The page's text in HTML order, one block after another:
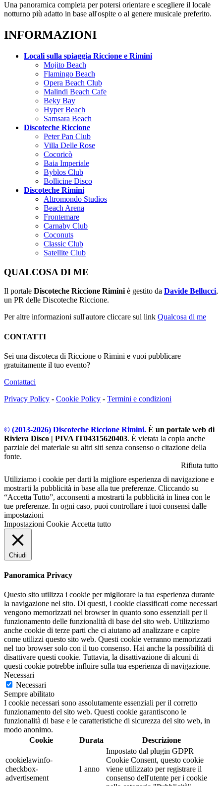
Una panoramica completa per potersi orientare e scegliere il locale
notturno più adatto in base all'ospite o al genere musicale preferito.
INFORMAZIONI
Locali sulla spiaggia Riccione e Rimini
Mojito Beach
Flamingo Beach
Opera Beach Club
Malindi Beach Cafe
Beky Bay
Hyper Beach
Samsara Beach
Discoteche Riccione
Peter Pan Club
Villa Delle Rose
Cocoricò
Baia Imperiale
Byblos Club
Bollicine Disco
Discoteche Rimini
Altromondo Studios
Beach Arena
Frontemare
Carnaby Club
Coconuts
Classic Club
Satellite Club
QUALCOSA DI ME
Il portale Discoteche Riccione Rimini è gestito da Davide Bellucci,
un PR delle Discoteche Riccione.
Per altre informazioni sull'autore cliccare sul link Qualcosa di me
CONTATTI
Sei una discoteca di Riccione o Rimini e vuoi pubblicare
gratuitamente il tuo evento?
Contattaci
Privacy Policy - Cookie Policy - Termini e condizioni
© (2013-2026) Discoteche Riccione Rimini. È un portale web di
Riviera Disco | PIVA IT04315620403. È vietata la copia anche
parziale del materiale su altri siti senza consenso o citazione della
fonte.
Rifiuta tutto
Utiliziamo i cookie per darti la migliore esperienza di navigazione e
mostrarti la pubblicità in base alla tue preferenze. Cliccando su
“Accetta Tutto”, acconsenti a mostrarti la pubblicità in linea con le
tue preferenze. In ogni caso, puoi controllare i tuoi consensi dalle
impostazioni
Impostazioni Cookie Accetta tutto
Chiudi
Panoramica Privacy
Questo sito utilizza i cookie per migliorare la tua esperienza durante
la navigazione nel sito. Di questi, i cookie classificati come necessari
vengono memorizzati nel browser in quanto sono essenziali per il
funzionamento delle funzionalità di base del sito web. Utilizziamo
anche cookie di terze parti che ci aiutano ad analizzare e capire
come utilizzi questo sito web. Questi cookie verranno memorizzati
nel tuo browser solo con il tuo consenso. Hai anche la possibilità di
disattivare questi cookie. Tuttavia, la disattivazione di alcuni di
questi cookie potrebbe influire sulla tua esperienza di navigazione.
Necessari
Necessari
Sempre abilitato
I cookie necessari sono assolutamente essenziali per il corretto
funzionamento del sito web. Questi cookie garantiscono le
funzionalità di base e le caratteristiche di sicurezza del sito web, in
modo anonimo.
Cookie
Durata Descrizione
cookielawinfo-
checkbox-
advertisement
1 anno
Impostato dal plugin GDPR
Cookie Consent, questo cookie
viene utilizzato per registrare il
consenso dell'utente per i cookie